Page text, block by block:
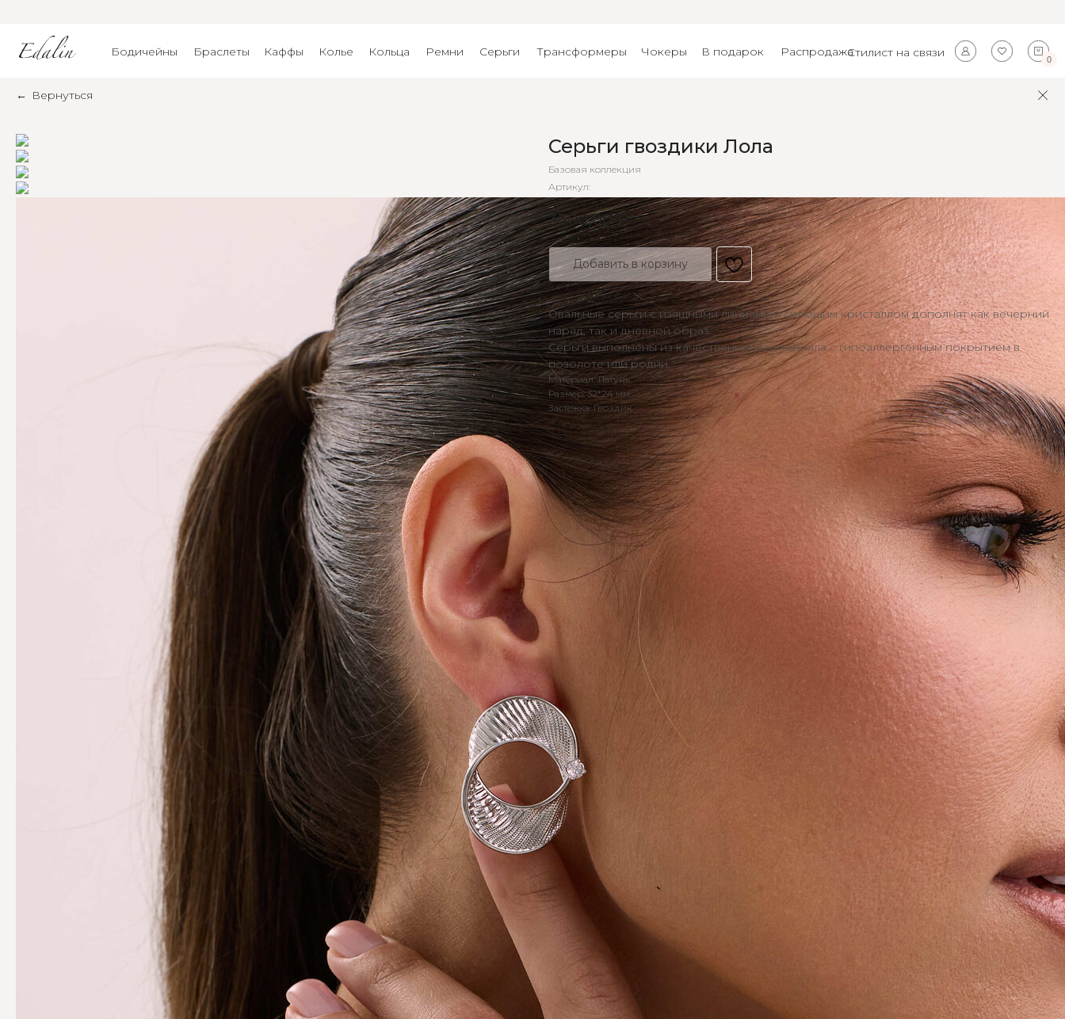
0
Стилист на связи
Бодичейны Колье Кольца
Браслеты Серьги В подарок
Ремни Чокеры
Каффы Распродажа
Трансформеры
Вернуться
←
Серьги гвоздики Лола
Базовая коллекция
Артикул:
3300,00 ₽
Добавить в корзину
Овальные серьги с изящными линиями и сияющим кристаллом дополнят как вечерний
наряд, так и дневной образ.
Серьги выполнены из качественного материала с гипоаллергенным покрытием в
позолоте или родии.
Материал: Латунь
Размер: 32*24 мм
Застежка: Гвоздик